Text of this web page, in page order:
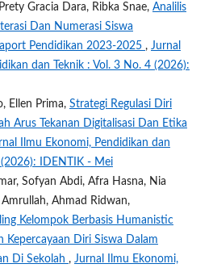
Gracia Dara, Ribka Snae, Analilis
Dan Numerasi Siswa
Pendidikan 2023-2025 , Jurnal
dan Teknik : Vol. 3 No. 4 (2026):
Ellen Prima, Strategi Regulasi Diri
Arus Tekanan Digitalisasi Dan Etika
Ilmu Ekonomi, Pendidikan dan
(2026): IDENTIK - Mei
Sofyan Abdi, Afra Hasna, Nia
Ahmad Ridwan,
Kelompok Berbasis Humanistic
Kepercayaan Diri Siswa Dalam
Di Sekolah , Jurnal Ilmu Ekonomi,